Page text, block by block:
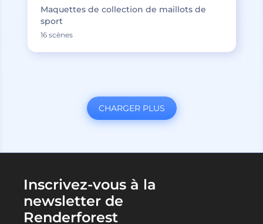
Maquettes de collection de maillots de
sport
16 scènes
CHARGER PLUS
Inscrivez-vous à la
newsletter de
Renderforest